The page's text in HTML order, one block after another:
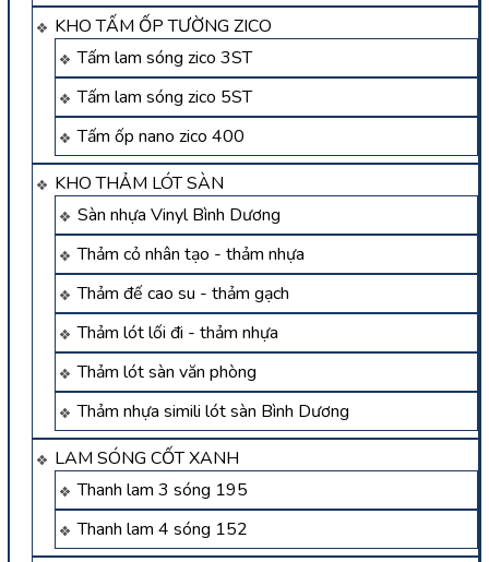
KHO TẤM ỐP TƯỜNG ZICO
Tấm lam sóng zico 3ST
Tấm lam sóng zico 5ST
Tấm ốp nano zico 400
KHO THẢM LÓT SÀN
Sàn nhựa Vinyl Bình Dương
Thảm cỏ nhân tạo - thảm nhựa
Thảm đế cao su - thảm gạch
Thảm lót lối đi - thảm nhựa
Thảm lót sàn văn phòng
Thảm nhựa simili lót sàn Bình Dương
LAM SÓNG CỐT XANH
Thanh lam 3 sóng 195
Thanh lam 4 sóng 152